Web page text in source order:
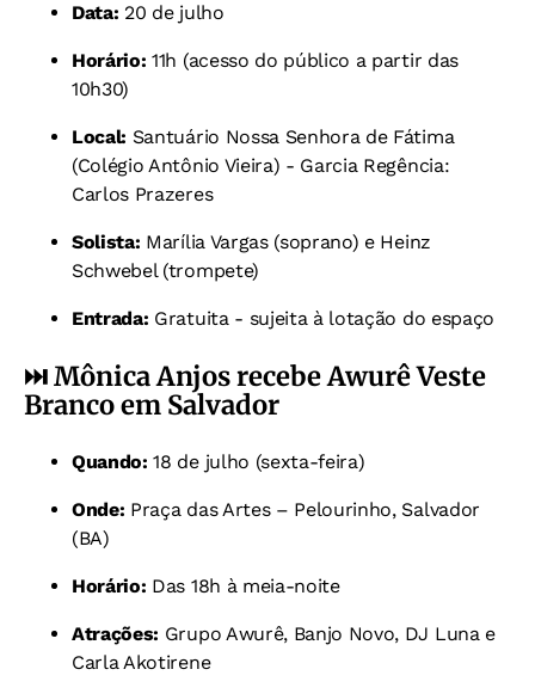
Data: 20 de julho
Horário: 11h (acesso do público a partir das
10h30)
Local: Santuário Nossa Senhora de Fátima
(Colégio Antônio Vieira) - Garcia Regência:
Carlos Prazeres
Solista: Marília Vargas (soprano) e Heinz
Schwebel (trompete)
Entrada: Gratuita - sujeita à lotação do espaço
⏭️Mônica Anjos recebe Awurê Veste
Branco em Salvador
Quando:18 de julho (sexta-feira)
Onde: Praça das Artes – Pelourinho, Salvador
(BA)
Horário: Das 18h à meia-noite
Atrações: Grupo Awurê, Banjo Novo, DJ Luna e
Carla Akotirene